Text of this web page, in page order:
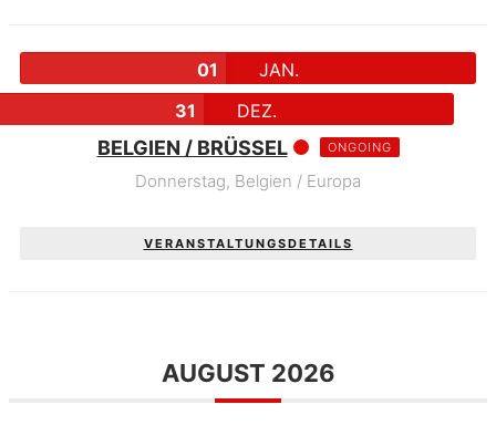
01
JAN.
31
DEZ.
BELGIEN / BRÜSSEL ONGOING
Donnerstag, Belgien / Europa
VERANSTALTUNGSDETAILS
AUGUST 2026